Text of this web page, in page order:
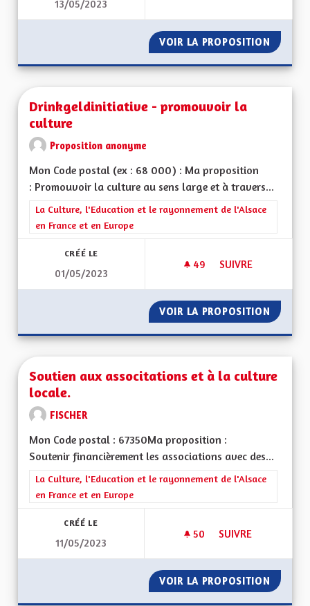
13/05/2023
VOIR LA PROPOSITION FAIRE
Drinkgeldinitiative - promouvoir la
culture
Proposition anonyme
Mon Code postal (ex : 68 000) : Ma proposition
: Promouvoir la culture au sens large et à travers...
Filtrer les résultats de la catégorie : La Culture, l'Education et
La Culture, l'Education et le rayonnement de l'Alsace
en France et en Europe
CRÉÉ LE
01/05/2023
49 49 ABONNÉS
SUIVRE
VOIR LA PROPOSITION
Soutien aux associtations et à la culture
locale.
FISCHER
Mon Code postal : 67350Ma proposition :
Soutenir financièrement les associations avec des...
Filtrer les résultats de la catégorie : La Culture, l'Education et
La Culture, l'Education et le rayonnement de l'Alsace
en France et en Europe
CRÉÉ LE
11/05/2023
50 50 ABONNÉS
SUIVRE
VOIR LA PROPOSITION